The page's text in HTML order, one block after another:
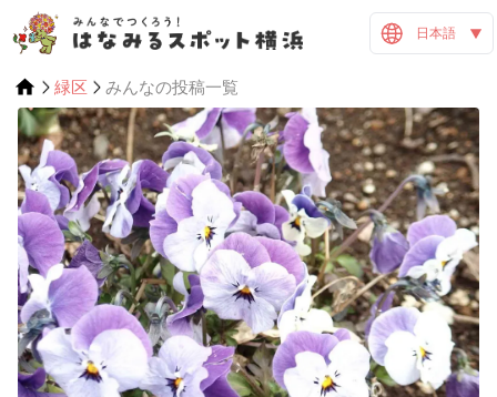
日本語
緑区 みんなの投稿一覧